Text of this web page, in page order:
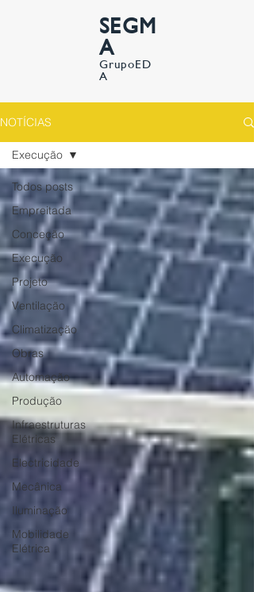
SEGM
A
GrupoED
A
NOTÍCIAS
Todos posts
Empreitada
Conceção
Execução
Projeto
Ventilação
Climatização
Obras
Automação
Produção
Infraestruturas
Elétricas
Electricidade
Mecânica
Iluminação
Mobilidade
Elétrica
Execução